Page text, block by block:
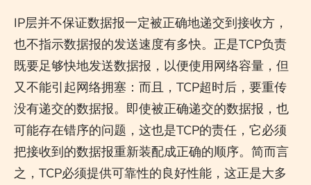
IP层并不保证数据报一定被正确地递交到接收方，
也不指示数据报的发送速度有多快。正是TCP负责
既要足够快地发送数据报，以便使用网络容量，但
又不能引起网络拥塞：而且，TCP超时后，要重传
没有递交的数据报。即使被正确递交的数据报，也
可能存在错序的问题，这也是TCP的责任，它必须
把接收到的数据报重新装配成正确的顺序。简而言
之，TCP必须提供可靠性的良好性能，这正是大多